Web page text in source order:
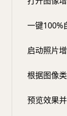
一键100%
启动照片
根据图像
预览效果